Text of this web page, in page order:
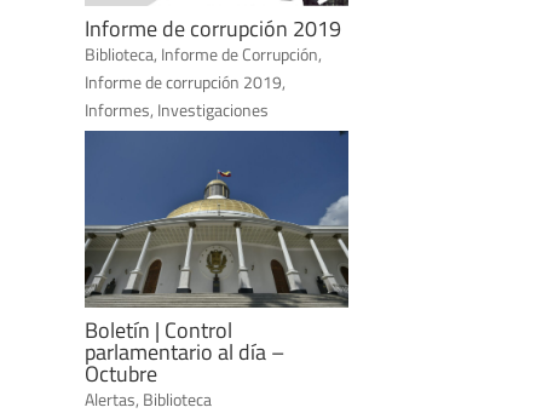
Informe de corrupción 2019
Biblioteca, Informe de Corrupción,
Informe de corrupción 2019,
Informes, Investigaciones
Boletín | Control
parlamentario al día –
Octubre
Alertas, Biblioteca